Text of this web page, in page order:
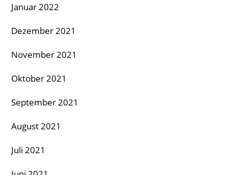
Januar 2022
Dezember 2021
November 2021
Oktober 2021
September 2021
August 2021
Juli 2021